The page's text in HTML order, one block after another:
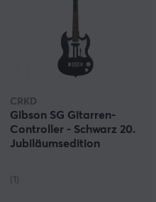
CRKD
Gibson SG Gitarren-
Controller - Schwarz 20.
Jubiläumsedition
(1)